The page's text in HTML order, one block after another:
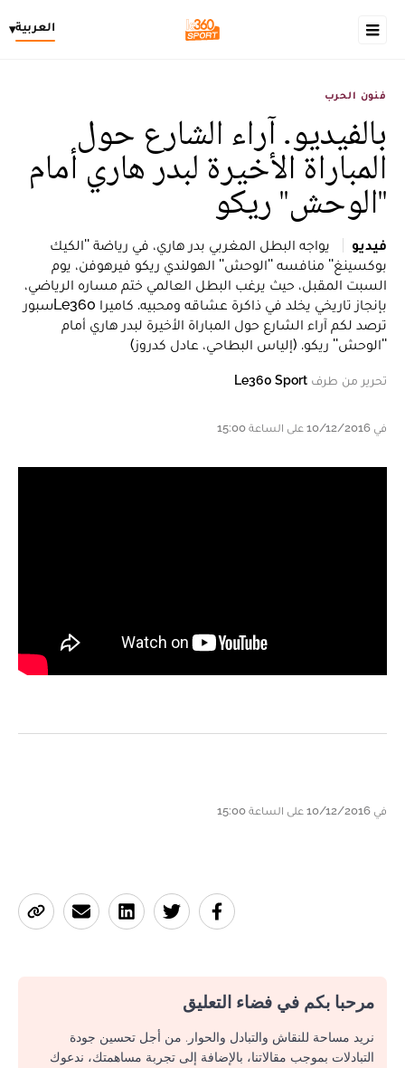
العربية▾
فنون الحرب
بالفيديو. آراء الشارع حول
المباراة الأخيرة لبدر هاري أمام
''الوحش'' ريكو
فيديو
يواجه البطل المغربي بدر هاري، في رياضة ''الكيك
بوكسينغ'' منافسه ''الوحش'' الهولندي ريكو فيرهوفن، يوم
السبت المقبل، حيث يرغب البطل العالمي ختم مساره الرياضي،
بإنجاز تاريخي يخلد في ذاكرة عشاقه ومحبيه. كاميرا Le360سبور
ترصد لكم آراء الشارع حول المباراة الأخيرة لبدر هاري أمام
''الوحش'' ريكو. (إلياس البطاحي، عادل كدروز)
تحرير من طرف Le360 Sport
في 10/12/2016 على الساعة 15:00
في 10/12/2016 على الساعة 15:00
مرحبا بكم في فضاء التعليق
نريد مساحة للنقاش والتبادل والحوار. من أجل تحسين جودة
التبادلات بموجب مقالاتنا، بالإضافة إلى تجربة مساهمتك، ندعوك